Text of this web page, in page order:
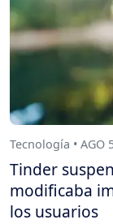
Tecnología • AGO
Tinder
modificaba
los usuarios